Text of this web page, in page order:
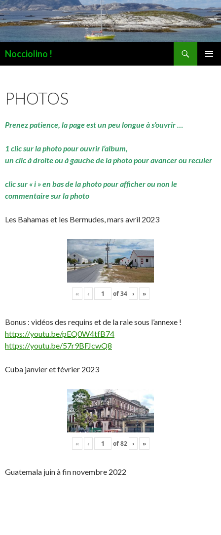
Nocciolino !
PHOTOS
Prenez patience, la page est un peu longue à s’ouvrir …
1 clic sur la photo pour ouvrir l’album,
un clic à droite ou à gauche de la photo pour avancer ou reculer
clic sur « i » en bas de la photo pour afficher ou non le
commentaire sur la photo
Les Bahamas et les Bermudes, mars avril 2023
« ‹ of34 › »
Bonus : vidéos des requins et de la raie sous l’annexe !
https://youtu.be/pEQ0W4tfB74
https://youtu.be/57r9BFJcwQ8
Cuba janvier et février 2023
« ‹ of82 › »
Guatemala juin à fin novembre 2022